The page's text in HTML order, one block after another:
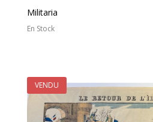
Militaria
En Stock
VENDU